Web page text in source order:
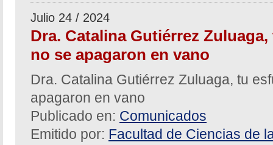
Julio 24 / 2024
Dra. Catalina Gutiérrez
no se apagaron en vano
Dra. Catalina Gutiérrez Zuluaga, tu
apagaron en vano
Publicado en: Comunicados
Emitido por: Facultad de Ciencias de